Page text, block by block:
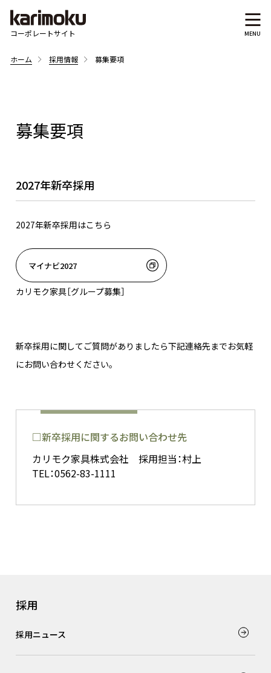
コーポレートサイト
ホーム 採用情報 募集要項
募集要項
2027年新卒採用
2027年新卒採用はこちら
マイナビ2027
カリモク家具［グループ募集］
新卒採用に関してご質問がありましたら下記連絡先までお気軽
にお問い合わせください。
□新卒採用に関するお問い合わせ先
カリモク家具株式会社 採用担当：村上
TEL：0562-83-1111
採用
採用ニュース